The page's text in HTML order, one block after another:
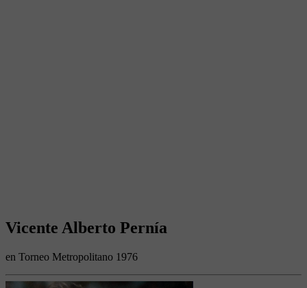
Vicente Alberto Pernía
en Torneo Metropolitano 1976